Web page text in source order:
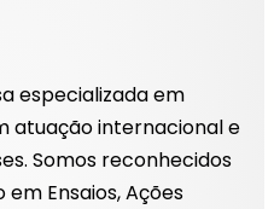
especializada em
atuação internacional e
Somos reconhecidos
Ensaios, Ações